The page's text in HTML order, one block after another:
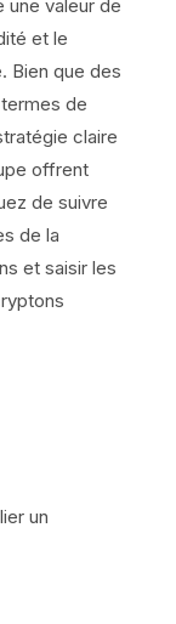
valeur de
et le
Bien que des
de
claire
offrent
de suivre
de la
et saisir les
un